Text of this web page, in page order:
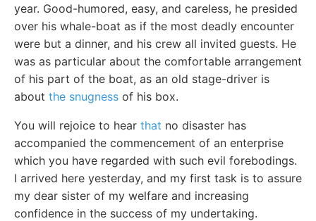
year. Good-humored, easy, and careless, he presided
over his whale-boat as if the most deadly encounter
were but a dinner, and his crew all invited guests. He
was as particular about the comfortable arrangement
of his part of the boat, as an old stage-driver is
about the snugness of his box.
You will rejoice to hear that no disaster has
accompanied the commencement of an enterprise
which you have regarded with such evil forebodings.
I arrived here yesterday, and my first task is to assure
my dear sister of my welfare and increasing
confidence in the success of my undertaking.